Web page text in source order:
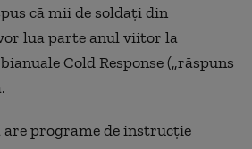
că mii de soldați din
lua parte anul viitor la
Cold Response („răspuns
programe de instrucție